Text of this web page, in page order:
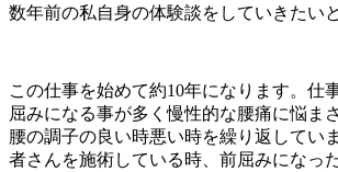
数年前の私自身の体験談をしていきたい
この仕事を始めて約10年になります。仕
屈みになる事が多く慢性的な腰痛に悩ま
腰の調子の良い時悪い時を繰り返してい
者さんを施術している時、前屈みになっ